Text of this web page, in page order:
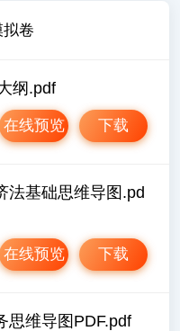
卷
纲.pdf
下载
在线预览
法基础思维导图.pd
下载
在线预览
思维导图PDF.pdf